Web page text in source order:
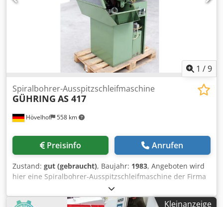
1 /9
Hövelhof 558 km
Spiralbohrer-Ausspitzschleifmaschine
GÜHRING AS 417
Preisinfo Anrufen
Zustand: gut (gebraucht), Baujahr: 1983, Angeboten wird
hier eine Spiralbohrer-Ausspitzschleifmaschine der Firma
Gühring vom Typ AS 417. Daten: Hersteller: Gühring Type:
AS 417 Crsdpfxjg Rw Nto Ah Hjf Baujahr: 1983
Kleinanzeige